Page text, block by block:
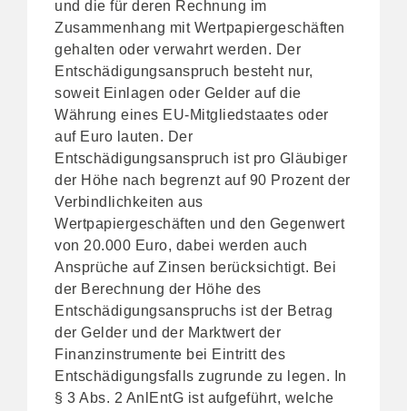
und die für deren Rechnung im
Zusammenhang mit Wertpapiergeschäften
gehalten oder verwahrt werden. Der
Entschädigungsanspruch besteht nur,
soweit Einlagen oder Gelder auf die
Währung eines EU-Mitgliedstaates oder
auf Euro lauten. Der
Entschädigungsanspruch ist pro Gläubiger
der Höhe nach begrenzt auf 90 Prozent der
Verbindlichkeiten aus
Wertpapiergeschäften und den Gegenwert
von 20.000 Euro, dabei werden auch
Ansprüche auf Zinsen berücksichtigt. Bei
der Berechnung der Höhe des
Entschädigungsanspruchs ist der Betrag
der Gelder und der Marktwert der
Finanzinstrumente bei Eintritt des
Entschädigungsfalls zugrunde zu legen. In
§ 3 Abs. 2 AnlEntG ist aufgeführt, welche